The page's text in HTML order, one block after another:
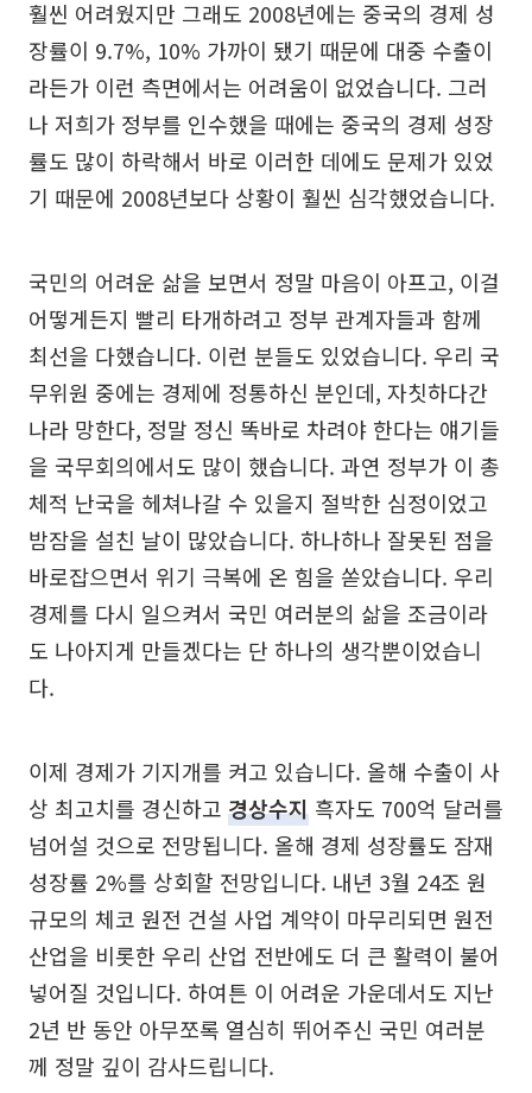
훨씬 어려웠지만 그래도 2008년에는 중국의 경제 성
장률이 9.7%, 10% 가까이 됐기 때문에 대중 수출이
라든가 이런 측면에서는 어려움이 없었습니다. 그러
나 저희가 정부를 인수했을 때에는 중국의 경제 성장
률도 많이 하락해서 바로 이러한 데에도 문제가 있었
기 때문에 2008년보다 상황이 훨씬 심각했었습니다.
국민의 어려운 삶을 보면서 정말 마음이 아프고, 이걸
어떻게든지 빨리 타개하려고 정부 관계자들과 함께
최선을 다했습니다. 이런 분들도 있었습니다. 우리 국
무위원 중에는 경제에 정통하신 분인데, 자칫하다간
나라 망한다, 정말 정신 똑바로 차려야 한다는 얘기들
을 국무회의에서도 많이 했습니다. 과연 정부가 이 총
체적 난국을 헤쳐나갈 수 있을지 절박한 심정이었고
밤잠을 설친 날이 많았습니다. 하나하나 잘못된 점을
바로잡으면서 위기 극복에 온 힘을 쏟았습니다. 우리
경제를 다시 일으켜서 국민 여러분의 삶을 조금이라
도 나아지게 만들겠다는 단 하나의 생각뿐이었습니
다.
이제 경제가 기지개를 켜고 있습니다. 올해 수출이 사
상 최고치를 경신하고 경상수지 흑자도 700억 달러를
넘어설 것으로 전망됩니다. 올해 경제 성장률도 잠재
성장률 2%를 상회할 전망입니다. 내년 3월 24조 원
규모의 체코 원전 건설 사업 계약이 마무리되면 원전
산업을 비롯한 우리 산업 전반에도 더 큰 활력이 불어
넣어질 것입니다. 하여튼 이 어려운 가운데서도 지난
2년 반 동안 아무쪼록 열심히 뛰어주신 국민 여러분
께 정말 깊이 감사드립니다.